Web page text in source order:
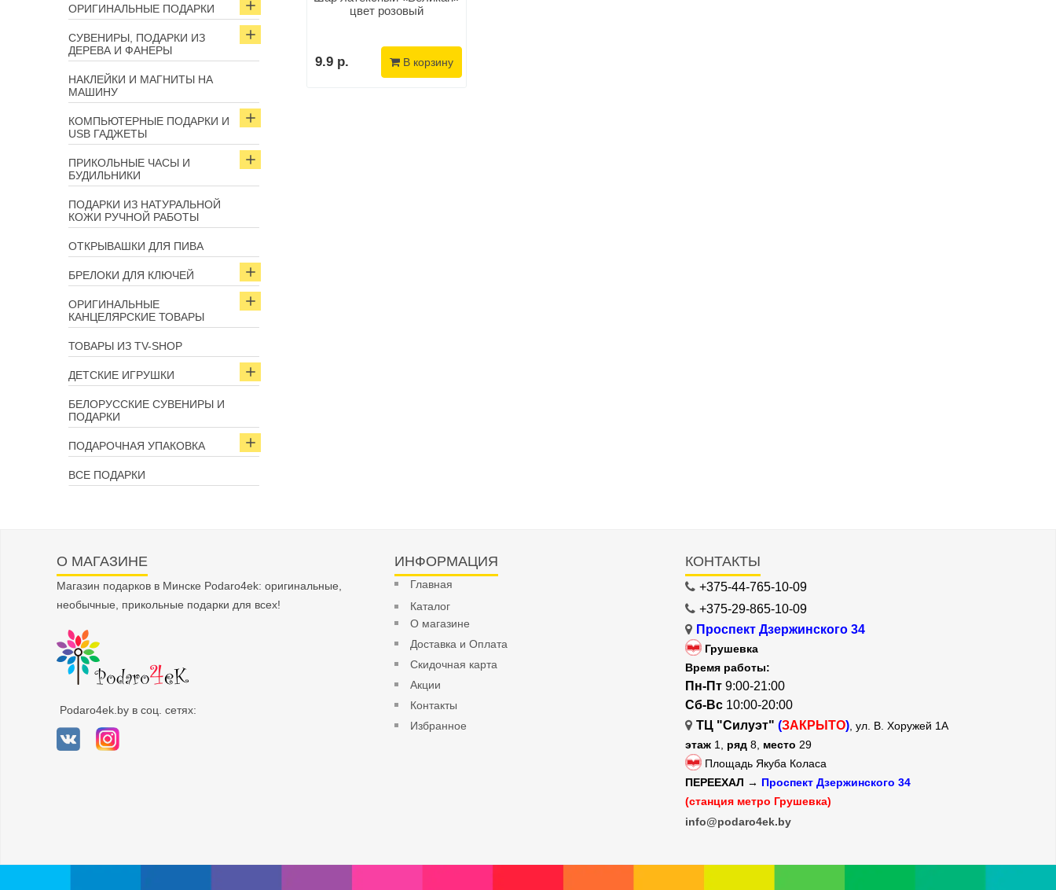
ОРИГИНАЛЬНЫЕ ПОДАРКИ
СУВЕНИРЫ, ПОДАРКИ ИЗ
ДЕРЕВА И ФАНЕРЫ
НАКЛЕЙКИ И МАГНИТЫ НА
МАШИНУ
КОМПЬЮТЕРНЫЕ ПОДАРКИ И
USB ГАДЖЕТЫ
ПРИКОЛЬНЫЕ ЧАСЫ И
БУДИЛЬНИКИ
ПОДАРКИ ИЗ НАТУРАЛЬНОЙ
КОЖИ РУЧНОЙ РАБОТЫ
ОТКРЫВАШКИ ДЛЯ ПИВА
БРЕЛОКИ ДЛЯ КЛЮЧЕЙ
ОРИГИНАЛЬНЫЕ
КАНЦЕЛЯРСКИЕ ТОВАРЫ
ТОВАРЫ ИЗ TV-SHOP
ДЕТСКИЕ ИГРУШКИ
БЕЛОРУССКИЕ СУВЕНИРЫ И
ПОДАРКИ
ПОДАРОЧНАЯ УПАКОВКА
ВСЕ ПОДАРКИ
цвет розовый
9.9 р. В корзину
О МАГАЗИНЕ
Магазин подарков в Минске Podaro4ek: оригинальные,
необычные, прикольные подарки для всех!
Podaro4ek.by в соц. сетях:
ИНФОРМАЦИЯ
Главная
Каталог
О магазине
Доставка и Оплата
Скидочная карта
Акции
Контакты
Избранное
КОНТАКТЫ
+375-44-765-10-09
+375-29-865-10-09
Проспект Дзержинского 34
Грушевка
Время работы:
Пн-Пт 9:00-21:00
Сб-Вс 10:00-20:00
ТЦ "Силуэт" (ЗАКРЫТО) , ул. В. Хоружей 1А
этаж 1, ряд 8, место 29
Площадь Якуба Коласа
ПЕРЕЕХАЛ → Проспект Дзержинского 34
(станция метро Грушевка)
info@podaro4ek.by